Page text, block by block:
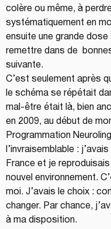
colère ou même, à
systématiquement en
ensuite une grande dose
remettre dans de
suivante.
C’est seulement après
le schéma se répétait
mal-être était là, bien
en 2009, au début de
Programmation
l’invraisemblable :
France et je
nouvel environnement.
moi. J’avais le choix :
changer. Par chance,
à ma disposition.